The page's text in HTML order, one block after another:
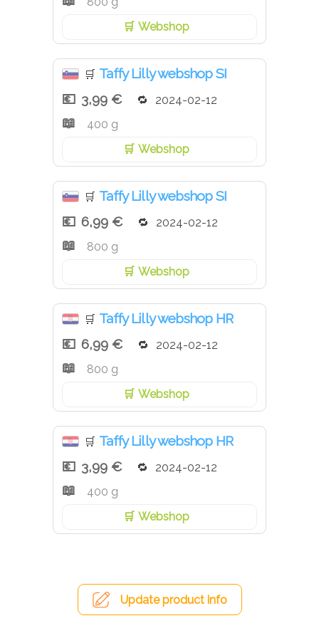
Webshop
🛒 Taffy Lilly webshop SI
3,99 €
2024-02-12
400 g
Webshop
🛒 Taffy Lilly webshop SI
6,99 €
2024-02-12
800 g
Webshop
🛒 Taffy Lilly webshop HR
6,99 €
2024-02-12
800 g
Webshop
🛒 Taffy Lilly webshop HR
3,99 €
2024-02-12
400 g
Webshop
Update product info